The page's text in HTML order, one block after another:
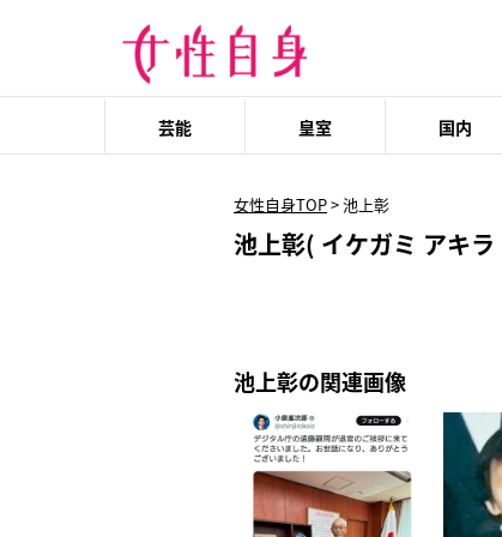
芸能 皇室 国内
女性自身TOP>池上彰
池上彰( イケガミ アキラ
池上彰の関連画像